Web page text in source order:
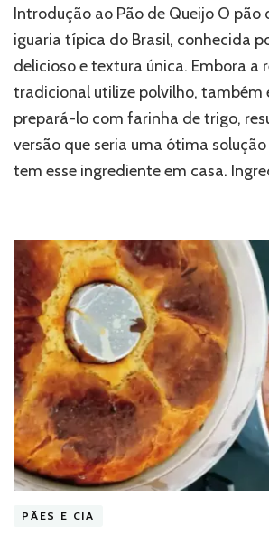
Introdução ao Pão de Queijo O pão
iguaria típica do Brasil, conhecida
delicioso e textura única. Embora a
tradicional utilize polvilho, também
prepará-lo com farinha de trigo,
versão que seria uma ótima
tem esse ingrediente em casa.
PÃES E CIA